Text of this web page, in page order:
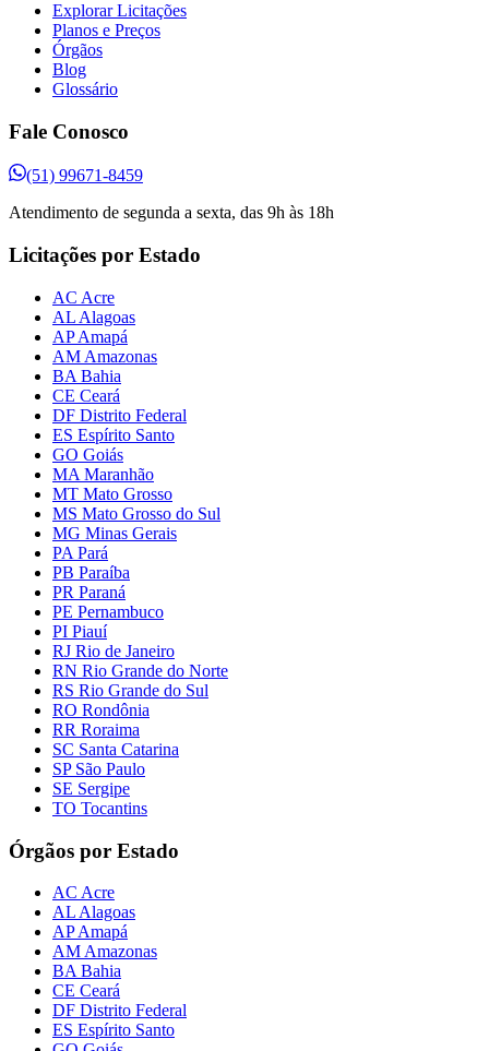
Explorar Licitações
Planos e Preços
Órgãos
Blog
Glossário
Fale Conosco
(51) 99671-8459
Atendimento de segunda a sexta, das 9h às 18h
Licitações por Estado
AC Acre
AL Alagoas
AP Amapá
AM Amazonas
BA Bahia
CE Ceará
DF Distrito Federal
ES Espírito Santo
GO Goiás
MA Maranhão
MT Mato Grosso
MS Mato Grosso do Sul
MG Minas Gerais
PA Pará
PB Paraíba
PR Paraná
PE Pernambuco
PI Piauí
RJ Rio de Janeiro
RN Rio Grande do Norte
RS Rio Grande do Sul
RO Rondônia
RR Roraima
SC Santa Catarina
SP São Paulo
SE Sergipe
TO Tocantins
Órgãos por Estado
AC Acre
AL Alagoas
AP Amapá
AM Amazonas
BA Bahia
CE Ceará
DF Distrito Federal
ES Espírito Santo